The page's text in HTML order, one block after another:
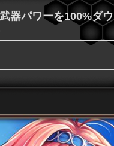
器パワーを100%ダウ